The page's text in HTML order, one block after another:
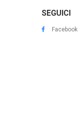
SEGUICI
Facebook